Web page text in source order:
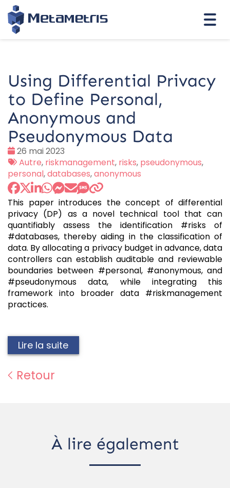
Using Differential Privacy
to Define Personal,
Anonymous and
Pseudonymous Data
Date
:
26 mai 2023
Tags
:
Autre, riskmanagement, risks, pseudonymous,
personal,databases,anonymous
This paper introduces the concept of differential
privacy (DP) as a novel technical tool that can
quantifiably assess the identification #risks of
#databases, thereby aiding in the classification of
data. By allocating a privacy budget in advance, data
controllers can establish auditable and reviewable
boundaries between #personal, #anonymous, and
#pseudonymous data, while integrating this
framework into broader data #riskmanagement
practices.
Lire la suite
Retour
À lire également